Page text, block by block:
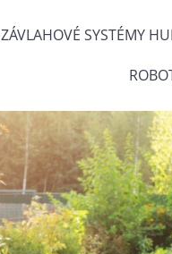
ZÁVLAHOVÉ SYSTÉMY